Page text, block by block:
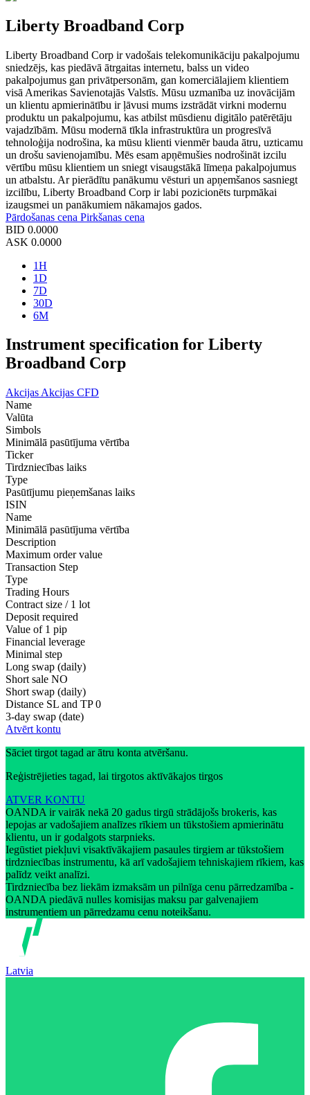
Liberty Broadband Corp
Liberty Broadband Corp ir vadošais telekomunikāciju pakalpojumu
sniedzējs, kas piedāvā ātrgaitas internetu, balss un video
pakalpojumus gan privātpersonām, gan komerciālajiem klientiem
visā Amerikas Savienotajās Valstīs. Mūsu uzmanība uz inovācijām
un klientu apmierinātību ir ļāvusi mums izstrādāt virkni modernu
produktu un pakalpojumu, kas atbilst mūsdienu digitālo patērētāju
vajadzībām. Mūsu modernā tīkla infrastruktūra un progresīvā
tehnoloģija nodrošina, ka mūsu klienti vienmēr bauda ātru, uzticamu
un drošu savienojamību. Mēs esam apņēmušies nodrošināt izcilu
vērtību mūsu klientiem un sniegt visaugstākā līmeņa pakalpojumus
un atbalstu. Ar pierādītu panākumu vēsturi un apņemšanos sasniegt
izcilību, Liberty Broadband Corp ir labi pozicionēts turpmākai
izaugsmei un panākumiem nākamajos gados.
Pārdošanas cena Pirkšanas cena
BID 0.0000
ASK 0.0000
1H
1D
7D
30D
6M
Instrument specification for Liberty
Broadband Corp
Akcijas Akcijas CFD
Name
Valūta
Simbols
Minimālā pasūtījuma vērtība
Ticker
Tirdzniecības laiks
Type
Pasūtījumu pieņemšanas laiks
ISIN
Name
Minimālā pasūtījuma vērtība
Description
Maximum order value
Transaction Step
Type
Trading Hours
Contract size / 1 lot
Deposit required
Value of 1 pip
Financial leverage
Minimal step
Long swap (daily)
Short sale NO
Short swap (daily)
Distance SL and TP 0
3-day swap (date)
Atvērt kontu
Sāciet tirgot tagad ar ātru konta atvēršanu.
Reģistrējieties tagad, lai tirgotos aktīvākajos tirgos
ATVER KONTU
OANDA ir vairāk nekā 20 gadus tirgū strādājošs brokeris, kas
lepojas ar vadošajiem analīzes rīkiem un tūkstošiem apmierinātu
klientu, un ir godalgots starpnieks.
Iegūstiet piekļuvi visaktīvākajiem pasaules tirgiem ar tūkstošiem
tirdzniecības instrumentu, kā arī vadošajiem tehniskajiem rīkiem, kas
palīdz veikt analīzi.
Tirdzniecība bez liekām izmaksām un pilnīga cenu pārredzamība -
OANDA piedāvā nulles komisijas maksu par galvenajiem
instrumentiem un pārredzamu cenu noteikšanu.
Latvia